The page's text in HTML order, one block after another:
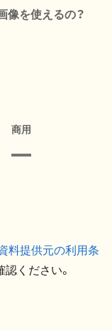
像を使えるの？
商用
料提供元の利用条
認ください。